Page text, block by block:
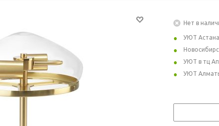
Нет в
УЮТ Астана
УЮТ в тц
УЮТ